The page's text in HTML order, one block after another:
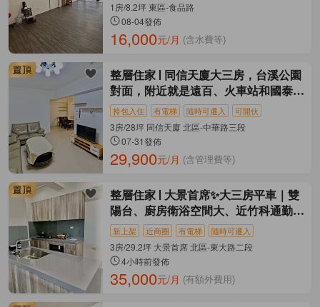
1房/8.2坪 東區-食品路
08-04發佈
16,000元/月 (含水費等)
整層住家
同信天廈大三房，台溪公園
對面，附近就是遠百、火車站和國泰醫
院
拎包入住 有電梯 隨時可遷入 可開伙
3房/28坪 同信天廈 北區-中華路三段
07-31發佈
29,900元/月 (含管理費等)
整層住家
大景首席✨大三房平車｜雙
陽台、廚房衛浴空間大、近竹科通勤方
便
新上架 近商圈 有電梯 隨時可遷入
3房/29.2坪 大景首席 北區-東大路二段
4小時前發佈
35,000元/月 (有額外費用)